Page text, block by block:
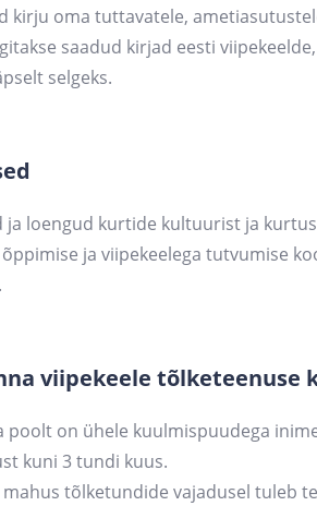
kirju oma tuttavatele,
saadud kirjad eesti
selgeks.
ja loengud kurtide kultuurist ja
ja viipekeelega tutvumise
viipekeele tõlketeenuse
poolt on ühele kuulmispuudega
kuni 3 tundi kuus.
tõlketundide vajadusel tuleb